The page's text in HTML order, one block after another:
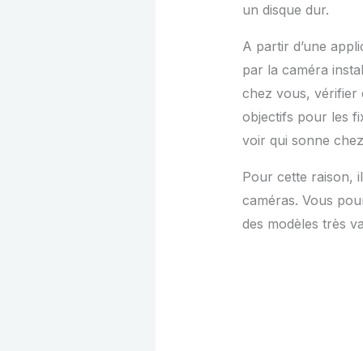
un disque dur.
A partir d’une
par la caméra
chez vous, vérifier
objectifs pour les
voir qui sonne
Pour cette raison,
caméras. Vous
des modèles très